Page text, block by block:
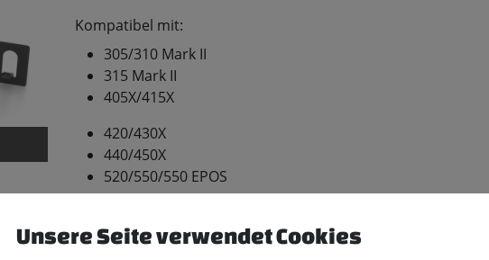
Kompatibel mit:
305/310 Mark II
315 Mark II
405X/415X
420/430X
440/450X
520/550/550 EPOS
So lange der Vorrat reicht!
Unsere Seite verwendet Cookies